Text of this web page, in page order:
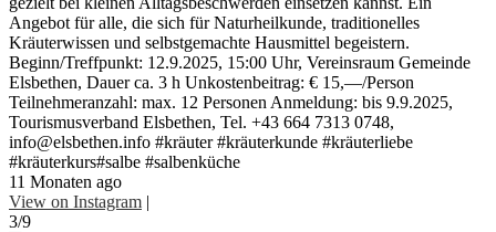
Angebot für alle, die sich für Naturheilkunde, traditionelles
Kräuterwissen und selbstgemachte Hausmittel begeistern.
Beginn/Treffpunkt: 12.9.2025, 15:00 Uhr, Vereinsraum Gemeinde
Elsbethen, Dauer ca. 3 h Unkostenbeitrag: € 15,—/Person
Teilnehmeranzahl: max. 12 Personen Anmeldung: bis 9.9.2025,
Tourismusverband Elsbethen, Tel. +43 664 7313 0748,
info@elsbethen.info #kräuter #kräuterkunde #kräuterliebe
#kräuterkurs#salbe #salbenküche
11 Monaten ago
View on Instagram |
3/9